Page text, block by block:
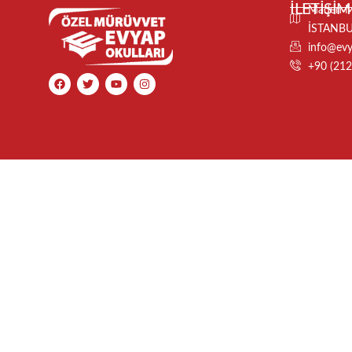
İLETİŞİM
Maden
+90